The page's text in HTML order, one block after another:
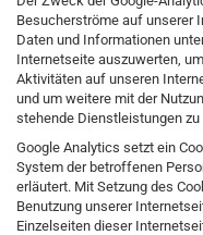
Besucherströme auf unserer
Daten und Informationen
Internetseite auszuwerten,
Aktivitäten auf unseren
und um weitere mit der
stehende Dienstleistungen zu
Google Analytics setzt ein
System der betroffenen
erläutert. Mit Setzung des
Benutzung unserer
Einzelseiten dieser